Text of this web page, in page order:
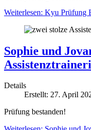
Weiterlesen: Kyu Prüfung
Sophie und
Details
Erstellt: 27. April
Prüfung bestanden!